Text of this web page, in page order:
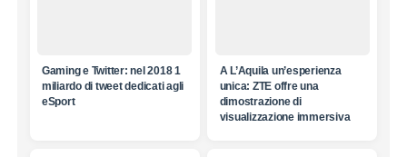
Gaming e Twitter: nel 2018 1
miliardo di tweet dedicati agli
eSport
A L’Aquila un’esperienza
unica: ZTE offre una
dimostrazione di
visualizzazione immersiva